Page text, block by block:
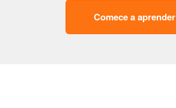
Comece a aprender